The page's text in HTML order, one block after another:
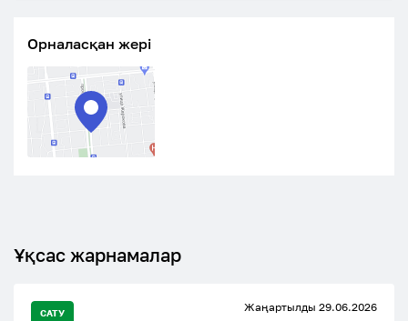
Орналасқан жері
Ұқсас жарнамалар
САТУ Жаңартылды 29.06.2026